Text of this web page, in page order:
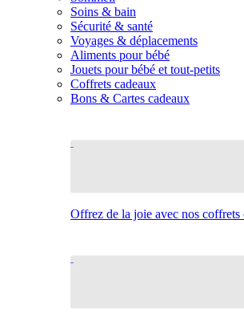
Soins & bain
Sécurité & santé
Voyages & déplacements
Aliments pour bébé
Jouets pour bébé et tout-petits
Coffrets cadeaux
Bons & Cartes cadeaux
Offrez de la joie avec nos coffrets